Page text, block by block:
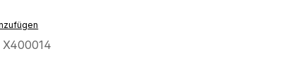
X400014